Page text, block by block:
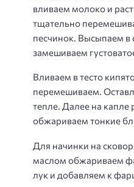
вливаем молоко и
тщательно
песчинок. Высыпаем в
замешиваем
Вливаем в тесто
перемешиваем.
тепле. Далее на капле
обжариваем тонкие
Для начинки на
маслом обжариваем
лук и добавляем к